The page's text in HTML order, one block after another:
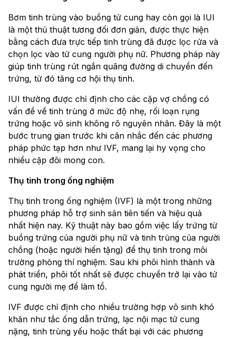
Bơm tinh trùng vào buồng tử cung hay còn gọi là IUI
là một thủ thuật tương đối đơn giản, được thực hiện
bằng cách đưa trực tiếp tinh trùng đã được lọc rửa và
chọn lọc vào tử cung người phụ nữ. Phương pháp này
giúp tinh trùng rút ngắn quãng đường di chuyển đến
trứng, từ đó tăng cơ hội thụ tinh.
IUI thường được chỉ định cho các cặp vợ chồng có
vấn đề về tinh trùng ở mức độ nhẹ, rối loạn rụng
trứng hoặc vô sinh không rõ nguyên nhân. Đây là một
bước trung gian trước khi cân nhắc đến các phương
pháp phức tạp hơn như IVF, mang lại hy vọng cho
nhiều cặp đôi mong con.
Thụ tinh trong ống nghiệm
Thụ tinh trong ống nghiệm (IVF) là một trong những
phương pháp hỗ trợ sinh sản tiên tiến và hiệu quả
nhất hiện nay. Kỹ thuật này bao gồm việc lấy trứng từ
buồng trứng của người phụ nữ và tinh trùng của người
chồng (hoặc người hiến tặng) để thụ tinh trong môi
trường phòng thí nghiệm. Sau khi phôi hình thành và
phát triển, phôi tốt nhất sẽ được chuyển trở lại vào tử
cung người mẹ để làm tổ.
IVF được chỉ định cho nhiều trường hợp vô sinh khó
khăn như tắc ống dẫn trứng, lạc nội mạc tử cung
nặng, tinh trùng yếu hoặc thất bại với các phương